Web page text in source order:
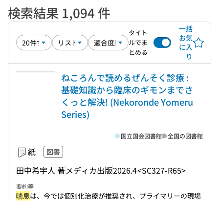
検索結果 1,094 件
タイト
ルでま
とめる
一括
お気
に入
り
ねころんで読めるぜんそく診療 :
基礎知識から臨床のギモンまでさ
くっと解決! (Nekoronde Yomeru
Series)
紙 図書
田中希宇人 著メディカ出版2026.4<SC327-R65>
国立国会図書館 全国の図書館
要約等
喘息は、今では個別化治療が推奨され、プライマリーの現場